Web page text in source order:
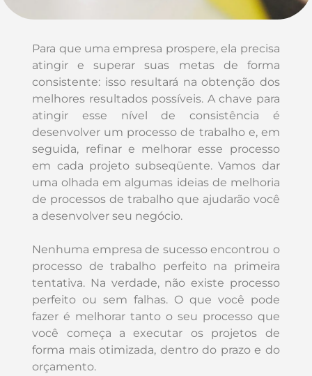
Para que uma empresa prospere, ela precisa
atingir e superar suas metas de forma
consistente: isso resultará na obtenção dos
melhores resultados possíveis. A chave para
atingir esse nível de consistência é
desenvolver um processo de trabalho e, em
seguida, refinar e melhorar esse processo
em cada projeto subseqüente. Vamos dar
uma olhada em algumas ideias de melhoria
de processos de trabalho que ajudarão você
a desenvolver seu negócio.
Nenhuma empresa de sucesso encontrou o
processo de trabalho perfeito na primeira
tentativa. Na verdade, não existe processo
perfeito ou sem falhas. O que você pode
fazer é melhorar tanto o seu processo que
você começa a executar os projetos de
forma mais otimizada, dentro do prazo e do
orçamento.